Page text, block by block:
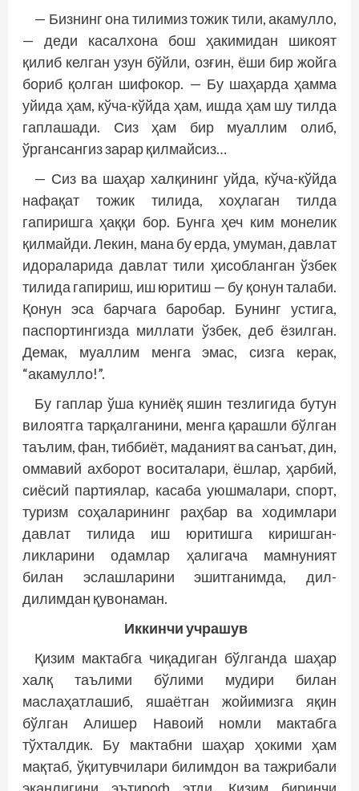
— Бизнинг она тилимиз тожик тили, акамулло,
— деди касалхона бош ҳакимидан шикоят
қилиб келган узун бўйли, озғин, ёши бир жойга
бориб қолган шифокор. — Бу шаҳарда ҳамма
уйида ҳам, кўча-кўйда ҳам, ишда ҳам шу тилда
гаплашади. Сиз ҳам бир муаллим олиб,
ўргансангиз зарар қилмайсиз…
— Сиз ва шаҳар халқининг уйда, кўча-кўйда
нафақат тожик тилида, хоҳлаган тилда
гапиришга ҳаққи бор. Бунга ҳеч ким монелик
қилмайди. Лекин, мана бу ерда, умуман, давлат
идораларида давлат тили ҳисобланган ўзбек
тилида гапириш, иш юритиш — бу қонун талаби.
Қонун эса барчага баробар. Бунинг устига,
паспортингизда миллати ўзбек, деб ёзилган.
Демак, муаллим менга эмас, сизга керак,
“акамулло!”.
Бу гаплар ўша куниёқ яшин тезлигида бутун
вилоятга тарқалганини, менга қарашли бўлган
таълим, фан, тиббиёт, маданият ва санъат, дин,
оммавий ахборот воситалари, ёшлар, ҳарбий,
сиёсий партиялар, касаба уюшмалари, спорт,
туризм соҳаларининг раҳбар ва ходимлари
давлат тилида иш юритишга киришган­
ликларини одамлар ҳалигача мамнуният
билан эслашларини эшитганимда, дил-
дилимдан қувонаман.
Иккинчи учрашув
Қизим мактабга чиқадиган бўлганда шаҳар
халқ таълими бўлими мудири билан
маслаҳатлашиб, яшаётган жойимизга яқин
бўлган Алишер Навоий номли мактабга
тўхталдик. Бу мактабни шаҳар ҳокими ҳам
мақтаб, ўқитувчилари билимдон ва тажрибали